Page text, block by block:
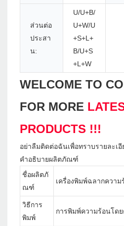
ส่วนต่อ
ประสา
น:
U/U+B/
U+W/U
+S+L+
B/U+S
+L+W
WELCOME TO
FOR MORE
PRODUCTS !!!
อย่าลืมติดต่อฉันเพื่อทราบรายละเอี
คำอธิบายผลิตภัณฑ์
ชื่อผลิตภั
ณฑ์
เครื่องพิมพ์ฉลากควา
วิธีการ
พิมพ์
การพิมพ์ความร้อนโดย